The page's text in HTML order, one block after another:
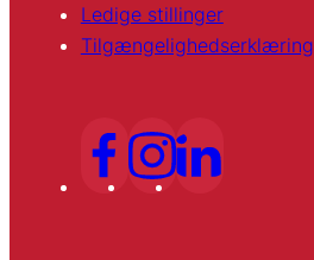
Ledige stillinger
Tilgængelighedserklæring